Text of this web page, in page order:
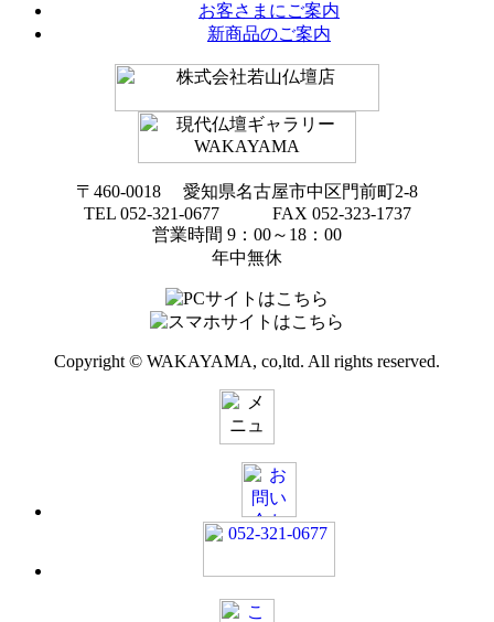
お客さまにご案内
新商品のご案内
〒460-0018 愛知県名古屋市中区門前町2-8
TEL 052-321-0677 FAX 052-323-1737
営業時間 9：00～18：00
年中無休
Copyright © WAKAYAMA, co,ltd. All rights reserved.